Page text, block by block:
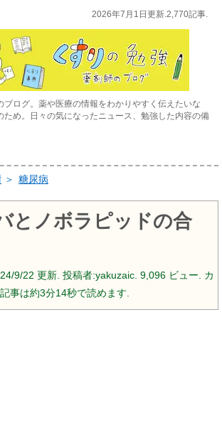
2026年7月1日更新.2,770記事.
ブログ。薬や医療の情報をわかりやすく伝えたいな
ため。日々の気になったニュース、勉強した内容の備
＞ 糖尿病
とノボラピッドの合
9/22 更新. 投稿者:yakuzaic. 9,096 ビュー. カ
記事は約3分14秒で読めます.